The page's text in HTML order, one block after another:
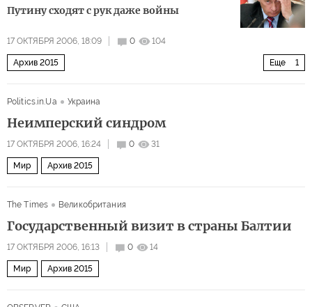
Путину сходят с рук даже войны
17 ОКТЯБРЯ 2006, 18:09 0 104
Еще 1
Архив 2015
Politics.in.Ua
Украина
Неимперский синдром
17 ОКТЯБРЯ 2006, 16:24 0 31
Мир Архив 2015
The Times Великобритания
Государственный визит в страны Балтии
17 ОКТЯБРЯ 2006, 16:13 0 14
Мир Архив 2015